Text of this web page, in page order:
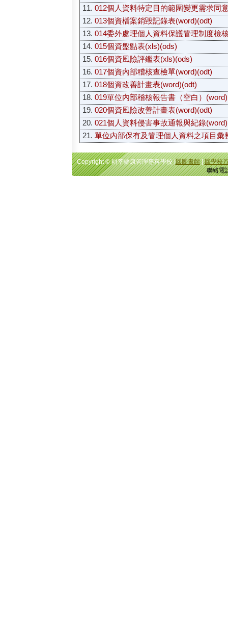
11. 012個人資料特定目的範圍變更需求同
12. 013個資檔案銷毀記錄表(word)(odt)
13. 014委外處理個人資料保護管理制度檢
14. 015個資盤點表(xls)(ods)
15. 016個資風險評鑑表(xls)(ods)
16. 017個資內部稽核查檢單(word)(odt)
17. 018個資改善計畫表(word)(odt)
18. 019單位內部稽核報告書（空白）(word)
19. 020個資風險改善計畫表(word)(odt)
20. 021個人資料侵害事故通報與紀錄(word)
21. 單位內部保有及管理個人資料之項目彙
Copyright © 耕莘健康管理專科學校 |回圖書館|回學校
聯絡電話